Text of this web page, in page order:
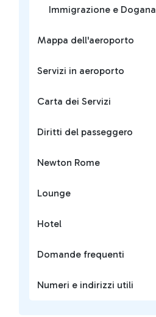
Immigrazione e Dogana
Mappa dell'aeroporto
Servizi in aeroporto
Carta dei Servizi
Diritti del passeggero
Newton Rome
Lounge
Hotel
Domande frequenti
Numeri e indirizzi utili